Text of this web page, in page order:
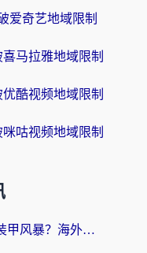
爱奇艺地域限制
马拉雅地域限制
酷视频地域限制
咕视频地域限制
在美国用什么加速器玩装甲风暴？海外玩家亲测有效的国服游戏加速指南